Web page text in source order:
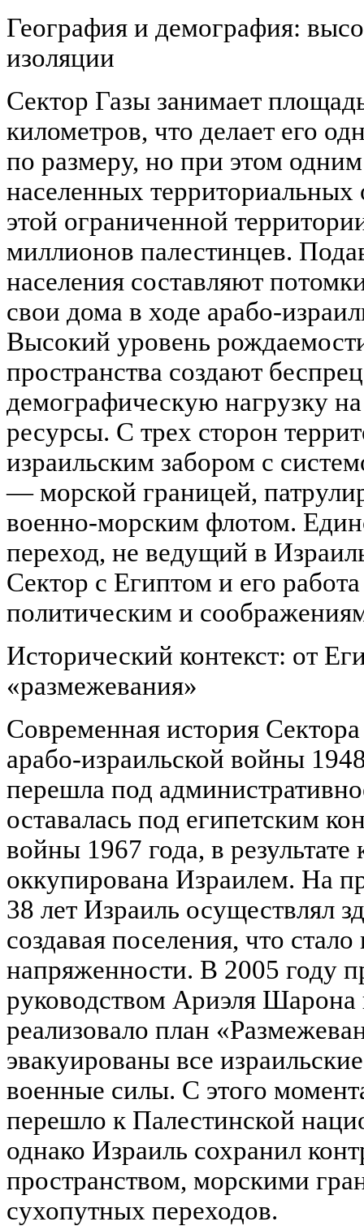
География и демография:
изоляции
Сектор Газы занимает
километров, что делает его
по размеру, но при этом
населенных
этой ограниченной
миллионов палестинцев.
населения составляют
свои дома в ходе арабо-
Высокий уровень
пространства создают
демографическую нагрузку
ресурсы. С трех сторон
израильским забором с
— морской границей,
военно-морским флотом.
переход, не ведущий в
Сектор с Египтом и его
политическим и
Исторический контекст: от
«размежевания»
Современная история
арабо-израильской войны
перешла под
оставалась под египетским
войны 1967 года, в результате
оккупирована Израилем. На
38 лет Израиль осуществлял
создавая поселения, что
напряженности. В 2005 году
руководством Ариэля Шарона
реализовало план
эвакуированы все
военные силы. С этого
перешло к Палестинской
однако Израиль сохранил
пространством, морскими
сухопутных переходов.